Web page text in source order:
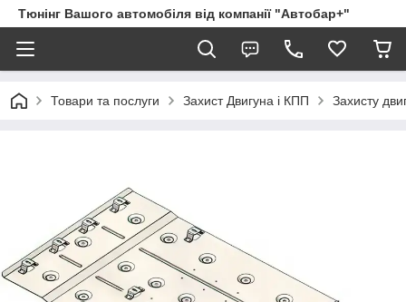
Тюнінг Вашого автомобіля від компанії "Автобар+"
Товари та послуги Захист Двигуна і КПП Захисту